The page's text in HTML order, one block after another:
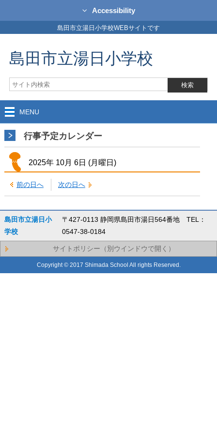
Accessibility
島田市立湯日小学校WEBサイトです
島田市立湯日小学校
MENU
行事予定カレンダー
2025年 10月 6日 (月曜日)
前の日へ 次の日へ
島田市立湯日小
学校
〒427-0113 静岡県島田市湯日564番地 TEL：
0547-38-0184
サイトポリシー（別ウインドウで開く）
Copyright © 2017 Shimada School All rights Reserved.